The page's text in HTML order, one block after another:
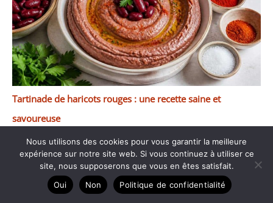
Tartinade de haricots rouges : une recette saine et
savoureuse
Nous utilisons des cookies pour vous garantir la meilleure
expérience sur notre site web. Si vous continuez à utiliser ce
site, nous supposerons que vous en êtes satisfait.
Oui
Non Politique de confidentialité